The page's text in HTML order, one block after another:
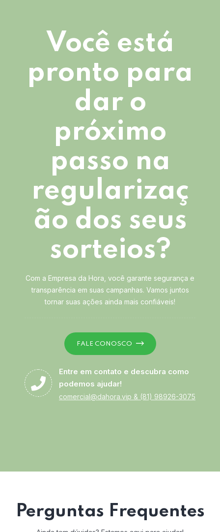
Você está
pronto para
dar o
próximo
passo na
regularizaç
ão dos seus
sorteios?
Com a Empresa da Hora, você garante segurança e
transparência em suas campanhas. Vamos juntos
tornar suas ações ainda mais confiáveis!
FALE CONOSCO
Entre em contato e descubra como
podemos ajudar!
comercial@dahora.vip & (81) 98926-3075
Perguntas Frequentes